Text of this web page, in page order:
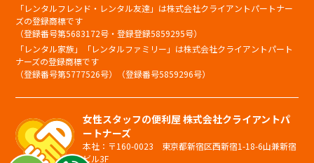
「レンタルフレンド・レンタル友達」は株式会社クライアントパートナー
ズの登録商標です
（登録番号第5683172号・登録登録5859295号）
「レンタル家族」「レンタルファミリー」は株式会社クライアントパート
ナーズの登録商標です
（登録番号第5777526号）（登録番号5859296号）
女性スタッフの便利屋 株式会社クライアントパ
ートナーズ
本社：〒160-0023 東京都新宿区西新宿1-18-6山兼新宿
ビル3F